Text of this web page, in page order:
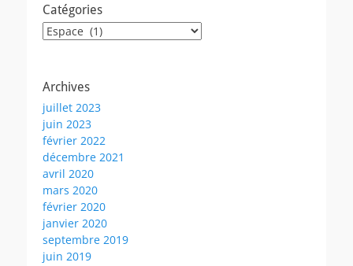
Catégories
Catégories
Archives
juillet 2023
juin 2023
février 2022
décembre 2021
avril 2020
mars 2020
février 2020
janvier 2020
septembre 2019
juin 2019